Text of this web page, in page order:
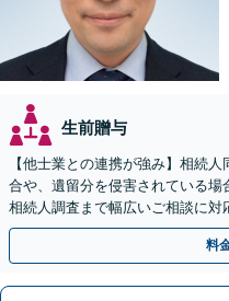
生前贈与
【他士業との連携が強み】相続
合や、遺留分を侵害されている場
相続人調査まで幅広いご相談に対
【出張相談OK】【LINE可】
料